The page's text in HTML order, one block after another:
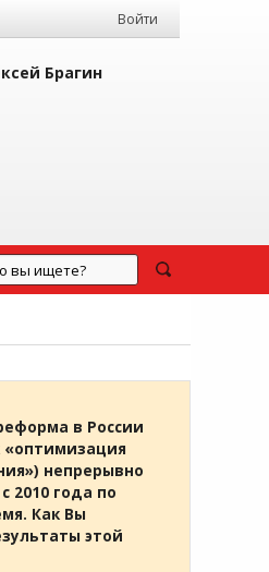
Войти
Брагин
в России
«оптимизация
непрерывно
2010 года по
Как Вы
этой